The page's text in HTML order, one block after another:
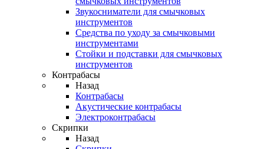
Звукосниматели для смычковых
инструментов
Средства по уходу за смычковыми
инструментами
Стойки и подставки для смычковых
инструментов
Контрабасы
Назад
Контрабасы
Акустические контрабасы
Электроконтрабасы
Скрипки
Назад